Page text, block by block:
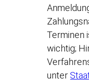
Terminen
wichtig;
unter